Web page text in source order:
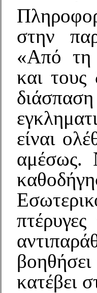
στην
«Από τη
και τους
είναι
αμέσως.
κατέβει